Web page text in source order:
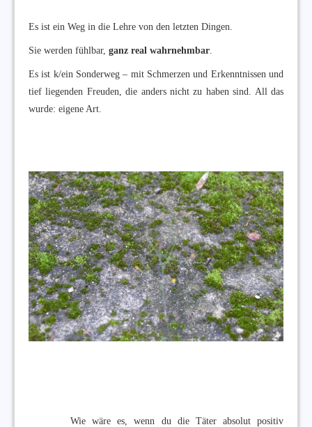
Es ist ein Weg in die Lehre von den letzten Dingen.
Sie werden fühlbar, ganz real wahrnehmbar
Es ist k/ein Sonderweg – mit Schmerzen und Erkenntnissen und
tief liegenden Freuden, die anders nicht zu haben sind. All das
wurde: eigene Art.
Wie wäre es, wenn du die Täter absolut positiv